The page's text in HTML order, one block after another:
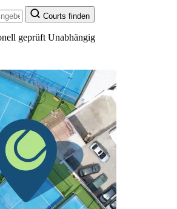
Courts finden
geprüft Unabhängig